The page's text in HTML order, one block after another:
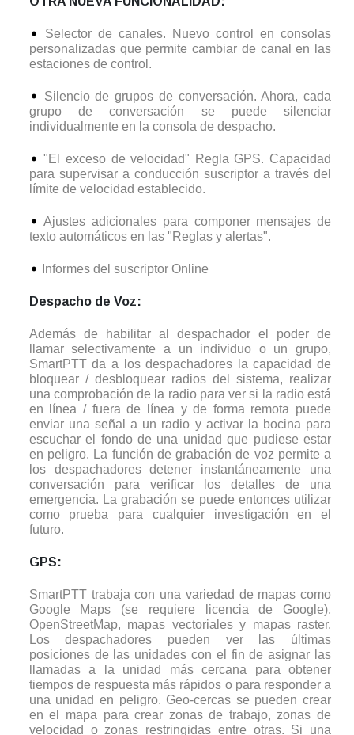
Selector de canales. Nuevo control en consolas
personalizadas que permite cambiar de canal en las
estaciones de control.
Silencio de grupos de conversación. Ahora, cada
grupo de conversación se puede silenciar
individualmente en la consola de despacho.
"El exceso de velocidad" Regla GPS. Capacidad
para supervisar a conducción suscriptor a través del
límite de velocidad establecido.
Ajustes adicionales para componer mensajes de
texto automáticos en las "Reglas y alertas".
Informes del suscriptor Online
Despacho de Voz:
Además de habilitar al despachador el poder de
llamar selectivamente a un individuo o un grupo,
SmartPTT da a los despachadores la capacidad de
bloquear / desbloquear radios del sistema, realizar
una comprobación de la radio para ver si la radio está
en línea / fuera de línea y de forma remota puede
enviar una señal a un radio y activar la bocina para
escuchar el fondo de una unidad que pudiese estar
en peligro. La función de grabación de voz permite a
los despachadores detener instantáneamente una
conversación para verificar los detalles de una
emergencia. La grabación se puede entonces utilizar
como prueba para cualquier investigación en el
futuro.
GPS:
SmartPTT trabaja con una variedad de mapas como
Google Maps (se requiere licencia de Google),
OpenStreetMap, mapas vectoriales y mapas raster.
Los despachadores pueden ver las últimas
posiciones de las unidades con el fin de asignar las
llamadas a la unidad más cercana para obtener
tiempos de respuesta más rápidos o para responder a
una unidad en peligro. Geo-cercas se pueden crear
en el mapa para crear zonas de trabajo, zonas de
velocidad o zonas restringidas entre otras. Si una